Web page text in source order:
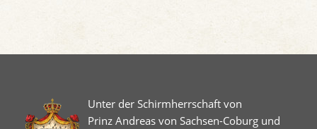
Unter der Schirmherrschaft von
Prinz Andreas von Sachsen-Coburg und